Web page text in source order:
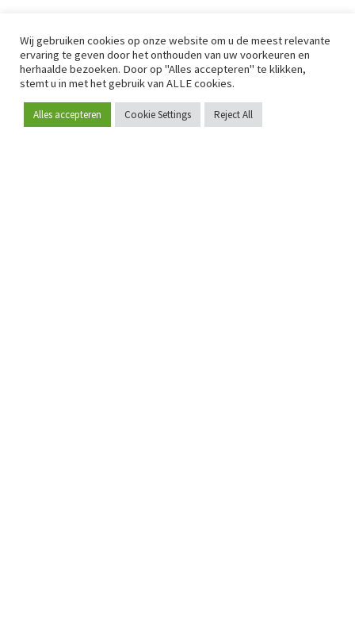
Word lid
Wij gebruiken cookies op onze website om u de meest relevante
ervaring te geven door het onthouden van uw voorkeuren en
herhaalde bezoeken. Door op "Alles accepteren" te klikken,
stemt u in met het gebruik van ALLE cookies.
Alles accepteren Cookie Settings Reject All